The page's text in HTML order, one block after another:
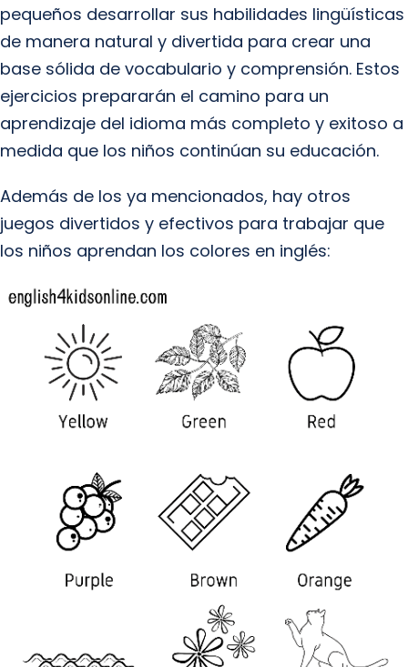
pequeños desarrollar sus habilidades lingüísticas
de manera natural y divertida para crear una
base sólida de vocabulario y comprensión. Estos
ejercicios prepararán el camino para un
aprendizaje del idioma más completo y exitoso a
medida que los niños continúan su educación.
Además de los ya mencionados, hay otros
juegos divertidos y efectivos para trabajar que
los niños aprendan los colores en inglés: